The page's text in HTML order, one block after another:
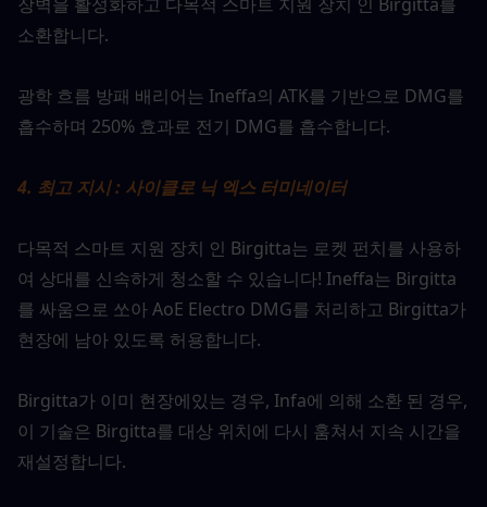
소환합니다.
광학 흐름 방패 배리어는 Ineffa의 ATK를 기반으로 DMG를
흡수하며 250% 효과로 전기 DMG를 흡수합니다.
4. 최고 지시 : 사이클로 닉 엑스 터미네이터
다목적 스마트 지원 장치 인 Birgitta는 로켓 펀치를 사용하
여 상대를 신속하게 청소할 수 있습니다! Ineffa는 Birgitta
를 싸움으로 쏘아 AoE Electro DMG를 처리하고 Birgitta가
현장에 남아 있도록 허용합니다.
Birgitta가 이미 현장에있는 경우, Infa에 의해 소환 된 경우,
이 기술은 Birgitta를 대상 위치에 다시 훔쳐서 지속 시간을
재설정합니다.